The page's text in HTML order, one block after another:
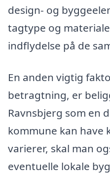
design- og
tagtype og
indflydelse på de
En anden vigtig
betragtning, er
Ravnsbjerg som en
kommune kan have
varierer, skal man
eventuelle lokale